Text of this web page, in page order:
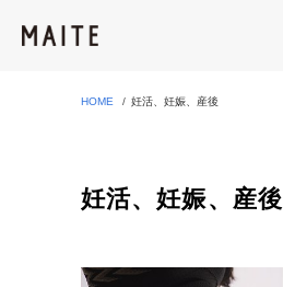
HOME 妊活、妊娠、産後
妊活、妊娠、産後